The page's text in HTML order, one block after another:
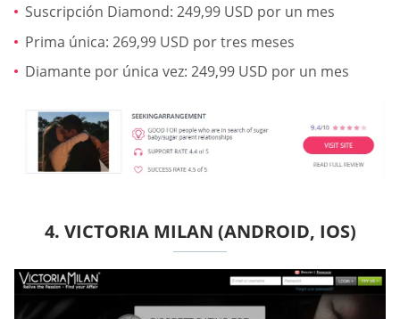
Suscripción Diamond: 249,99 USD por un mes
Prima única: 269,99 USD por tres meses
Diamante por única vez: 249,99 USD por un mes
4. VICTORIA MILAN (ANDROID, IOS)